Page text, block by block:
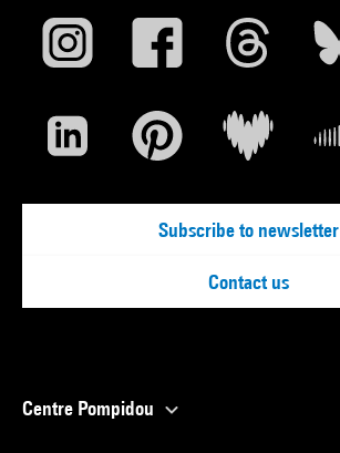
Subscribe to newsletter
Contact us
Centre Pompidou